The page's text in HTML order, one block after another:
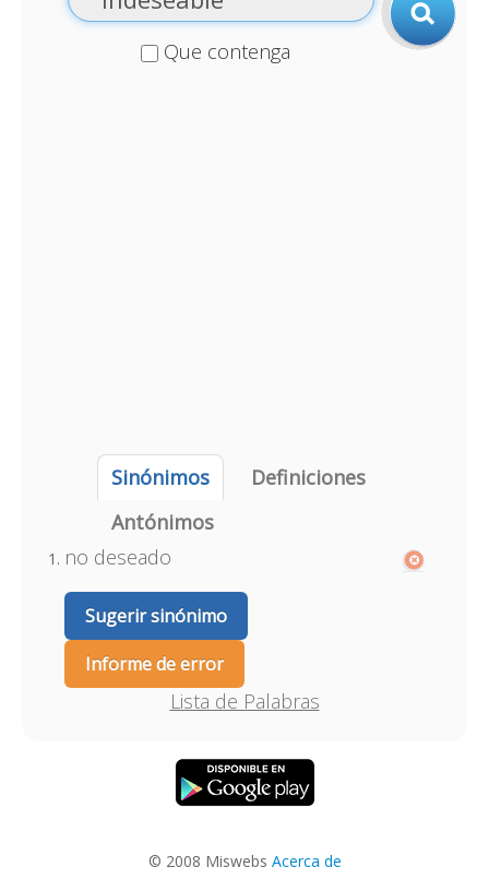
Que contenga
Sinónimos
Definiciones
Antónimos
no deseado
Sugerir sinónimo
Informe de error
Lista de Palabras
© 2008 Miswebs Acerca de